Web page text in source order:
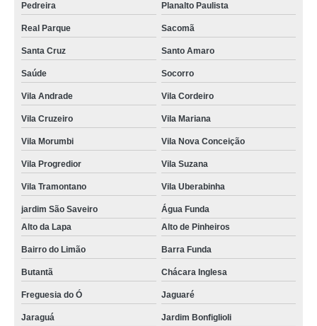
Pedreira Planalto Paulista
Real Parque Sacomã
Santa Cruz Santo Amaro
Saúde Socorro
Vila Andrade Vila Cordeiro
Vila Cruzeiro Vila Mariana
Vila Morumbi Vila Nova Conceição
Vila Progredior Vila Suzana
Vila Tramontano Vila Uberabinha
jardim São Saveiro
Água Funda
Alto da Lapa
Alto de Pinheiros
Bairro do Limão Barra Funda
Butantã Chácara Inglesa
Freguesia do Ó Jaguaré
Jaraguá Jardim Bonfiglioli